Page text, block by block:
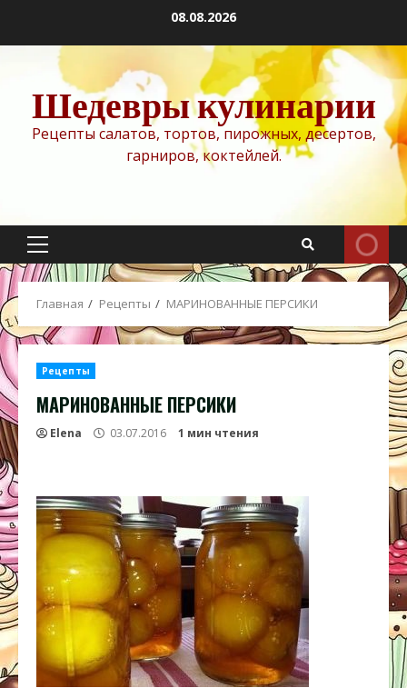
содержимому
08.08.2026
Шедевры кулинарии
Рецепты салатов, тортов, пирожных, десертов,
гарниров, коктейлей.
Основное
меню
Главная Рецепты МАРИНОВАННЫЕ ПЕРСИКИ
Рецепты
МАРИНОВАННЫЕ ПЕРСИКИ
Elena 03.07.2016 1 мин чтения